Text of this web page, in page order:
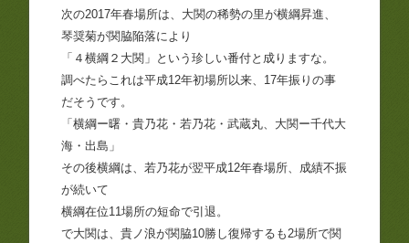
次の2017年春場所は、大関の稀勢の里が横綱昇進、
琴奨菊が関脇陥落により
「４横綱２大関」という珍しい番付と成りますな。
調べたらこれは平成12年初場所以来、17年振りの事
だそうです。
「横綱ー曙・貴乃花・若乃花・武蔵丸、大関ー千代大
海・出島」
その後横綱は、若乃花が翌平成12年春場所、成績不振
が続いて
横綱在位11場所の短命で引退。
で大関は、貴ノ浪が関脇10勝し復帰するも2場所で関